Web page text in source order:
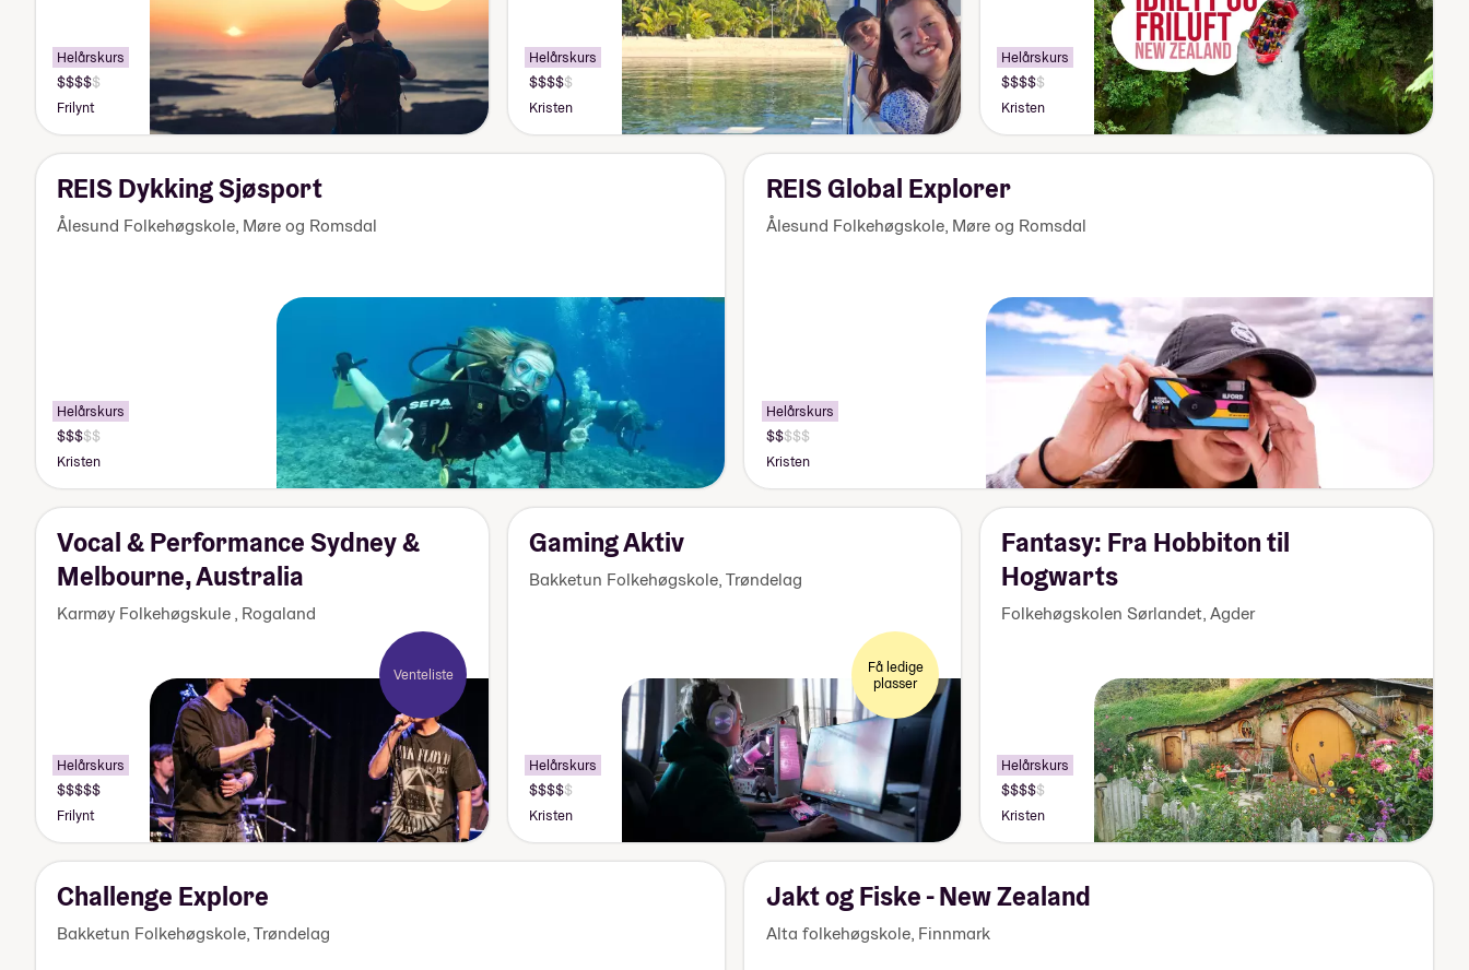
Helårskurs
Pris:
155
000-
170
000
Frilynt
Helårskurs
Pris:
000-
170
000
Kristen
Helårskurs
Pris:
000-
170
000
Kristen
REIS Dykking Sjøsport
Ålesund Folkehøgskole, Møre og Romsdal
Helårskurs
Pris:
140
000-
155
000
Kristen
REIS Global Explorer
Ålesund Folkehøgskole, Møre og Romsdal
Helårskurs
Pris:
125
000-
140
000
Kristen
Vocal & Performance Sydney &
Melbourne, Australia
Karmøy Folkehøgskule, Rogaland
Venteliste
Helårskurs
Pris:
000
kr
Frilynt
Gaming Aktiv
Bakketun Folkehøgskole,Trøndelag
Få ledige
plasser
Helårskurs
Pris:
000-
170
000
Kristen
Fantasy: Fra Hobbiton til
Hogwarts
Folkehøgskolen Sørlandet,Agder
Helårskurs
Pris:
000-
170
000
kr
Kristen
Challenge Explore
Bakketun Folkehøgskole,Trøndelag
Jakt og Fiske - New Zealand
Alta folkehøgskole, Finnmark